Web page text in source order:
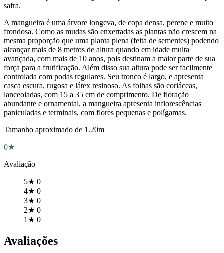
safra.
A mangueira é uma árvore longeva, de copa densa, perene e muito
frondosa. Como as mudas são enxertadas as plantas não crescem na
mesma proporção que uma planta plena (feita de sementes) podendo
alcançar mais de 8 metros de altura quando em idade muita
avançada, com mais de 10 anos, pois destinam a maior parte de sua
força para a frutificação. Além disso sua altura pode ser facilmente
controlada com podas regulares. Seu tronco é largo, e apresenta
casca escura, rugosa e látex resinoso. As folhas são coriáceas,
lanceoladas, com 15 a 35 cm de comprimento. De floração
abundante e ornamental, a mangueira apresenta inflorescências
paniculadas e terminais, com flores pequenas e polígamas.
Tamanho aproximado de 1.20m
0★
Avaliação
5★ 0
4★ 0
3★ 0
2★ 0
1★ 0
Avaliações